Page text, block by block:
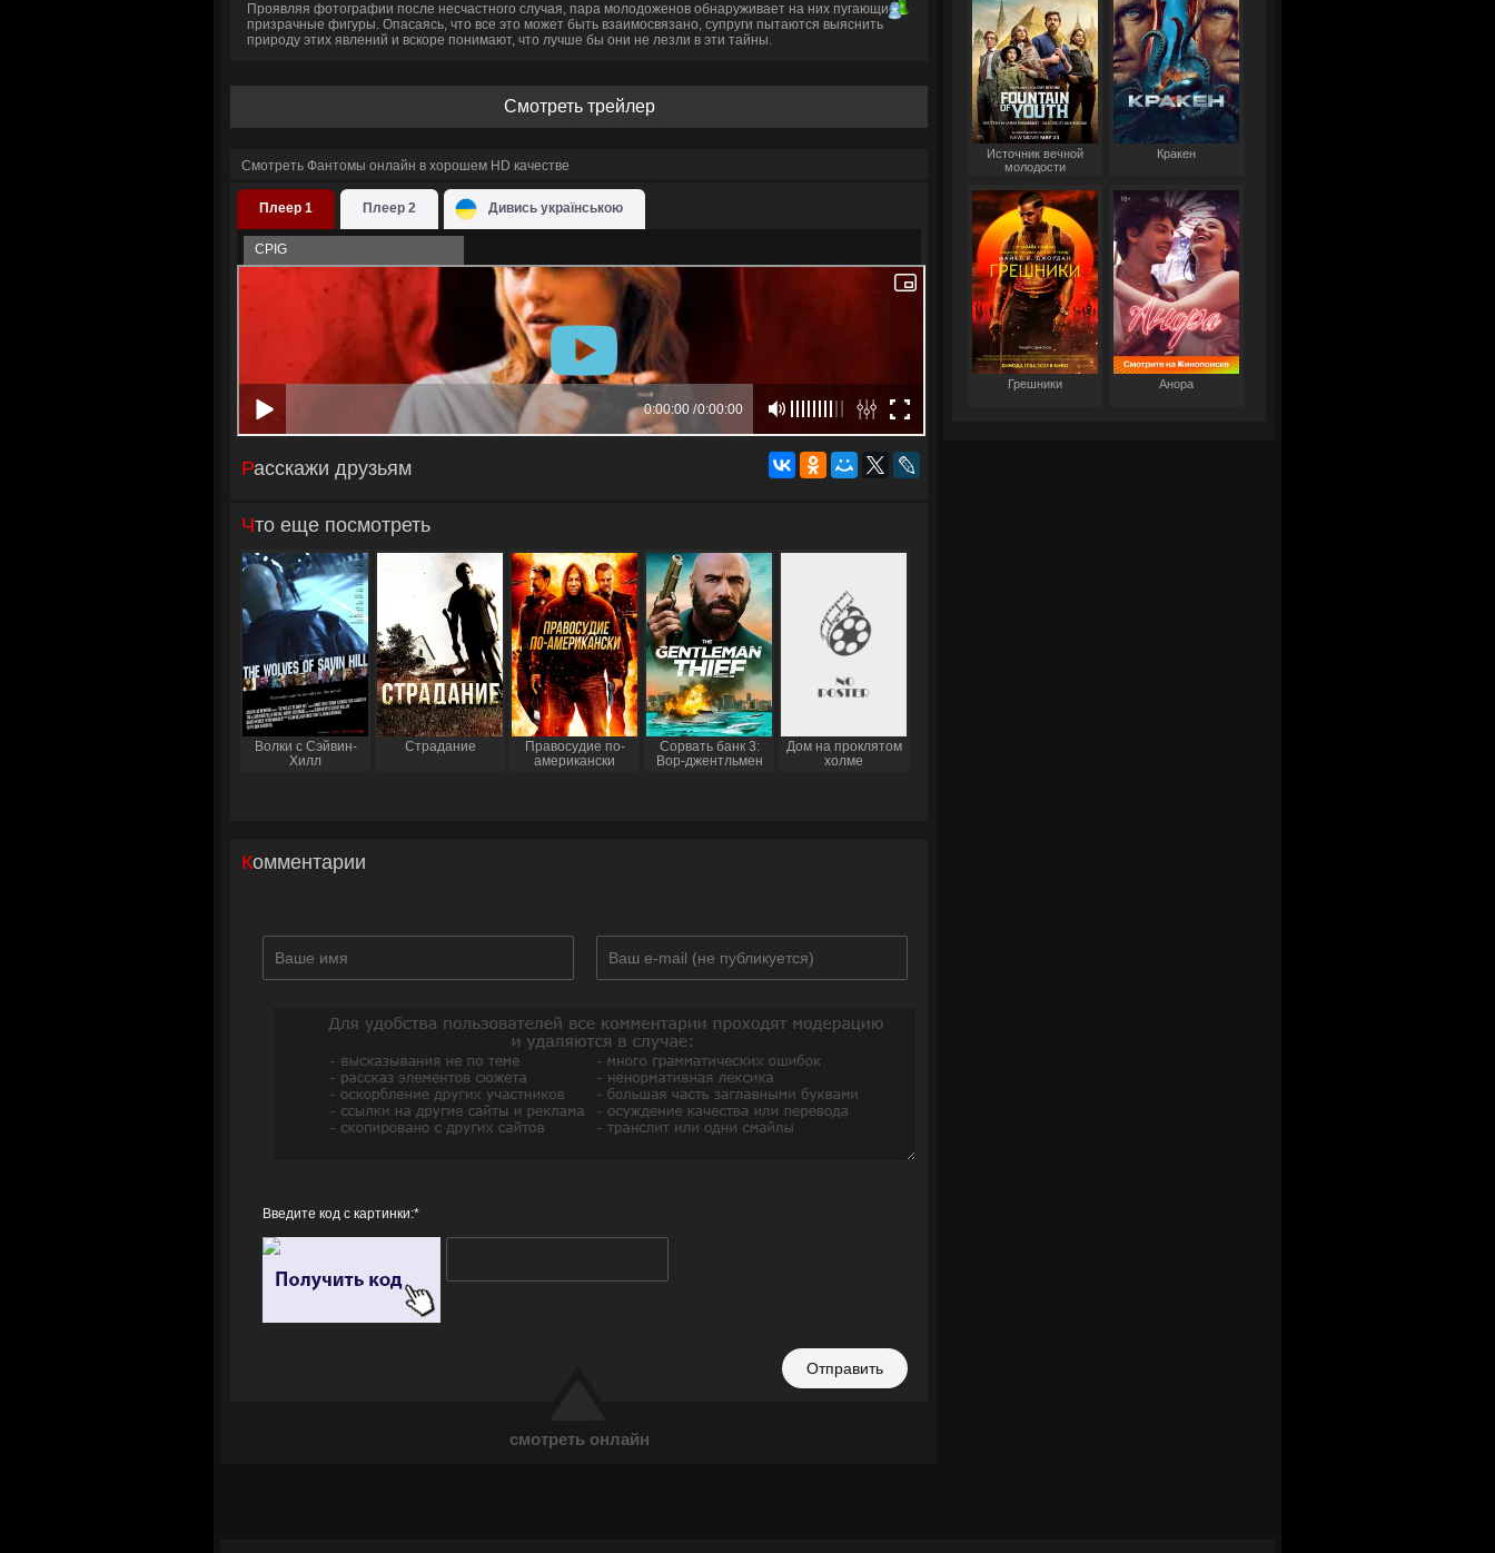
смотреть онлайн
Проявляя фотографии после несчастного случая, пара молодоженов обнаруживает на них пугающие
призрачные фигуры. Опасаясь, что все это может быть взаимосвязано, супруги пытаются выяснить
природу этих явлений и вскоре понимают, что лучше бы они не лезли в эти тайны.
Смотреть трейлер
Смотреть Фантомы онлайн в хорошем HD качестве
Плеер 1 Плеер 2 Дивись українською
CPIG
Расскажи друзьям
Что еще посмотреть
Волки с Сэйвин-
Хилл
Страдание
Правосудие по-
американски
Сорвать банк 3:
Вор-джентльмен
Дом на проклятом
холме
Комментарии
Введите код с картинки:*
Отправить
Источник вечной
молодости
Кракен
Грешники Анора